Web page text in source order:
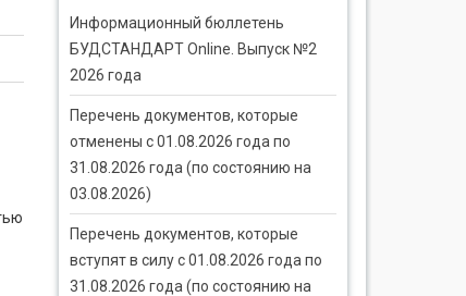
Информационный бюллетень
БУДСТАНДАРТ Online. Выпуск №2
2026 года
Перечень документов, которые
отменены с 01.08.2026 года по
31.08.2026 года (по состоянию на
03.08.2026)
Перечень документов, которые
вступят в силу с 01.08.2026 года по
31.08.2026 года (по состоянию на